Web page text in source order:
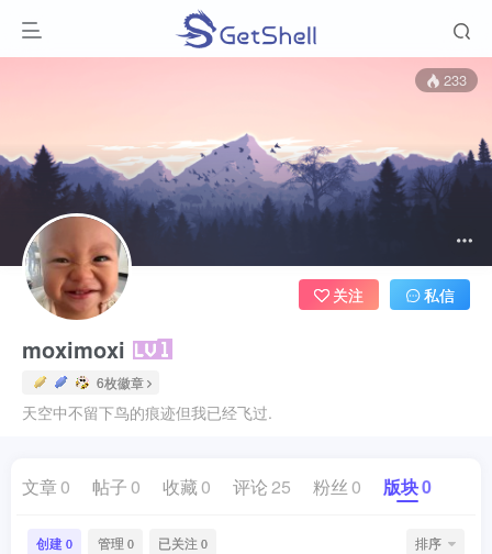
233
moximoxi
6枚徽章
天空中不留下鸟的痕迹但我已经飞过.
关注 私信
文章0 帖子 0 收藏 0 评论 25 粉丝 0 版块0
创建 0 管理 0 已关注 0 排序